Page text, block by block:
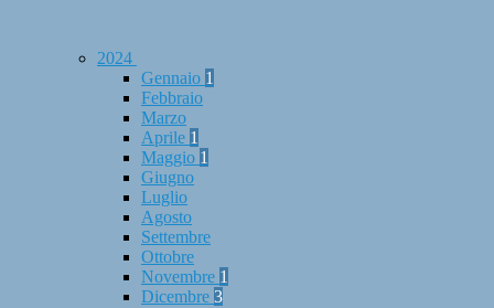
2024
Gennaio 1
Febbraio
Marzo
Aprile 1
Maggio 1
Giugno
Luglio
Agosto
Settembre
Ottobre
Novembre 1
Dicembre 3